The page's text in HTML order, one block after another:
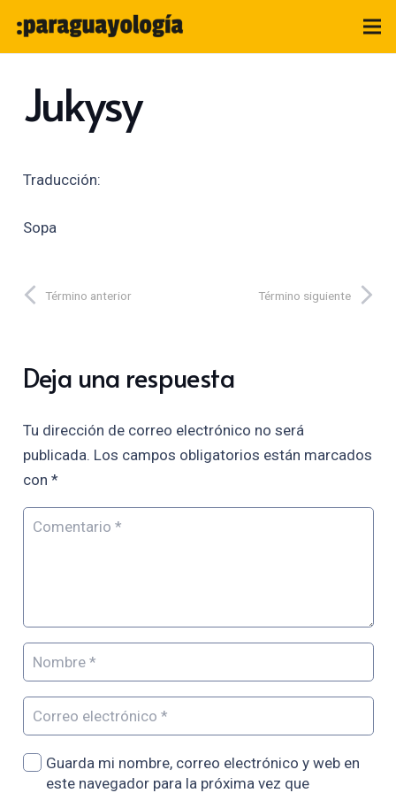
Jukysy
Traducción:
Sopa
Término anterior Término siguiente
Deja una respuesta
Tu dirección de correo electrónico no será
publicada. Los campos obligatorios están marcados
con *
Guarda mi nombre, correo electrónico y web en
este navegador para la próxima vez que